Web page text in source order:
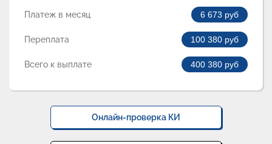
Платеж в месяц 6 673 руб
Переплата 100 380 руб
Всего к выплате 400 380 руб
Онлайн-проверка КИ